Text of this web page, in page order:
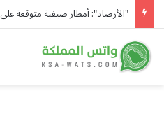
"الأرصاد": أمطار صيفية متوقعة على 7 مناطق